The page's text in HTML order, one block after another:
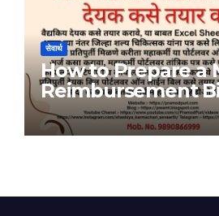
सेवार्थ
How to Prepare a
Reimbursement
Bill Portal